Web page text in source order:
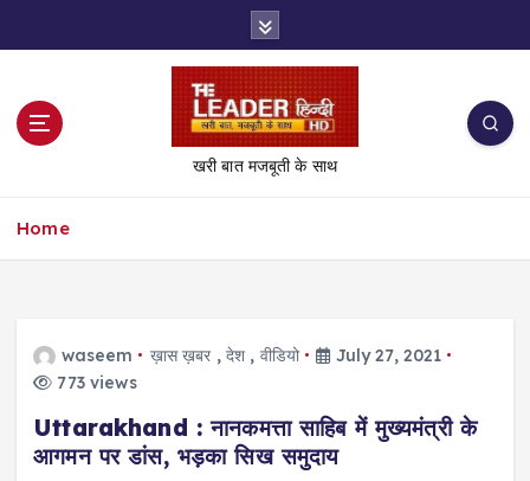
t
खरी बात मजबूती के साथ
Home
waseem ख़ास ख़बर , देश , वीडियो
July 27, 2021
773 views
Uttarakhand : नानकमत्ता साहिब में मुख्यमंत्री के
आगमन पर डांस, भड़का सिख समुदाय